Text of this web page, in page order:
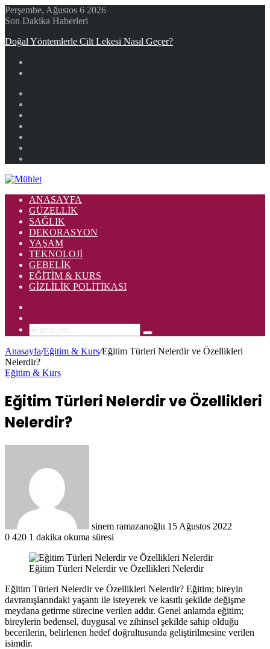
Perşembe, Ağustos 6 2026
Son Dakika Haberleri
Doğal Yöntemlerle Cilt Lekesi Nasıl Geçer?
ANASAYFA
GÜZELLIK
SAĞLIK
DEKORASYON
YAŞAM
TEKNOLOJI
GEBELIK
EĞITIM & KURS
GIZLILIK POLITIKASI
Arama
yap
...
Anasayfa/Eğitim & Kurs/Eğitim Türleri Nelerdir ve Özellikleri
Nelerdir?
Eğitim & Kurs
Eğitim Türleri Nelerdir ve Özellikleri
Nelerdir?
sinem ramazanoğlu 15 Ağustos 2022
0 420 1 dakika okuma süresi
Eğitim Türleri Nelerdir ve Özellikleri Nelerdir
Eğitim Türleri Nelerdir ve Özellikleri Nelerdir? Eğitim; bireyin
davranışlarındaki yaşantı ile isteyerek ve kasıtlı şekilde değişme
meydana getirme sürecine verilen addır. Genel anlamda eğitim;
bireylerin bedensel, duygusal ve zihinsel şekilde sahip olduğu
becerilerin, belirlenen hedef doğrultusunda geliştirilmesine verilen
isimdir.